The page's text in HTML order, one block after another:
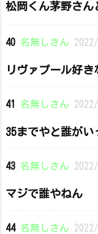
松岡くん茅野さん
40 名無しさん
リヴァプール好き
41 名無しさん
35までやと誰が
43 名無しさん
マジで誰やねん
44 名無しさん